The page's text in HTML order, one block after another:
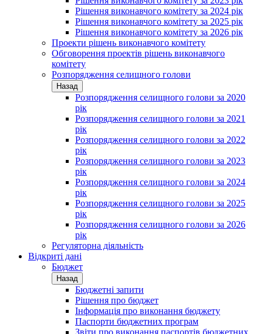
Рішення виконавчого комітету за 2024 рік
Рішення виконавчого комітету за 2025 рік
Рішення виконавчого комітету за 2026 рік
Проекти рішень виконавчого комітету
Обговорення проектів рішень виконавчого
комітету
Розпорядження селищного голови
Назад
Розпорядження селищного голови за 2020
рік
Розпорядження селищного голови за 2021
рік
Розпорядження селищного голови за 2022
рік
Розпорядження селищного голови за 2023
рік
Розпорядження селищного голови за 2024
рік
Розпорядження селищного голови за 2025
рік
Розпорядження селищного голови за 2026
рік
Регуляторна діяльність
Відкриті дані
Бюджет
Назад
Бюджетні запити
Рішення про бюджет
Інформація про виконання бюджету
Паспорти бюджетних програм
Звіти про виконання паспортів бюджетних